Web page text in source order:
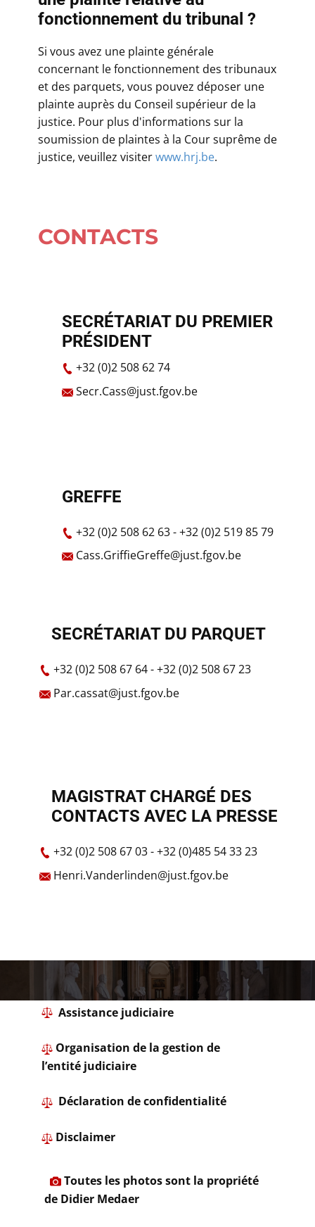
fonctionnement du tribunal ?
Si vous avez une plainte générale
concernant le fonctionnement des tribunaux
et des parquets, vous pouvez déposer une
plainte auprès du Conseil supérieur de la
justice. Pour plus d'informations sur la
soumission de plaintes à la Cour suprême de
justice, veuillez visiterwww.hrj.be.
CONTACTS
SECRÉTARIAT DU PREMIER
PRÉSIDENT
+​32 (0)2 508 62 74
Secr.Cass@just.fgov.be
GREFFE
+32 (0)2 508 62 63 - +32 (0)2 519 85 79
Cass.GriffieGreffe@just.fgov.be
SECRÉTARIAT DU PARQUET
+32 (0)2 508 67 64 - +32 (0)2 508 67 23
Par.cassat@just.fgov.be
MAGISTRAT CHARGÉ DES
CONTACTS AVEC LA PRESSE
+32 (0)2 508 67 03 - +32 (0)485 54 33 23
Henri.Vanderlinden@just.fgov.be
​ Assistance judiciaire
Organisation de la gestion de
l’entité judiciaire
​Déclaration de confidentialité
Disclaimer
Toutes les photos sont la propriété
de Didier Medaer